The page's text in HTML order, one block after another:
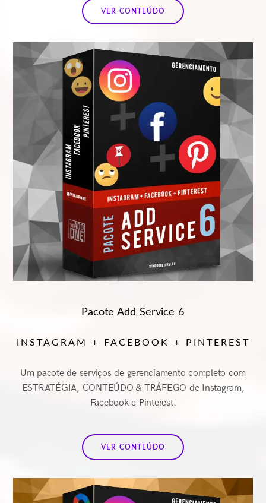
VER CONTEÚDO
Pacote Add Service 6
INSTAGRAM + FACEBOOK + PINTEREST
Um pacote de serviços de gerenciamento completo com
ESTRATÉGIA, CONTEÚDO & TRÁFEGO de Instagram,
Facebook e Pinterest.
VER CONTEÚDO